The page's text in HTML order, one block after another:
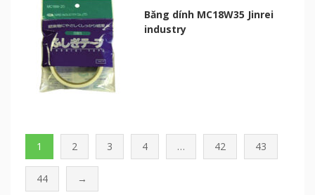
Băng dính MC18W35 Jinrei
industry
1 2 3 4 … 42 43
44 →